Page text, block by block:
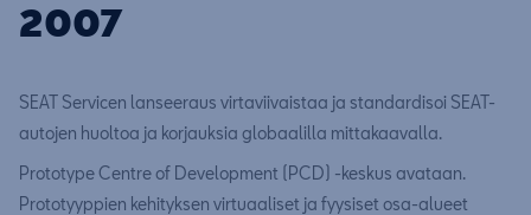
2007
SEAT Servicen lanseeraus virtaviivaistaa ja standardisoi SEAT-
autojen huoltoa ja korjauksia globaalilla mittakaavalla.
Prototype Centre of Development (PCD) -keskus avataan.
Prototyyppien kehityksen virtuaaliset ja fyysiset osa-alueet